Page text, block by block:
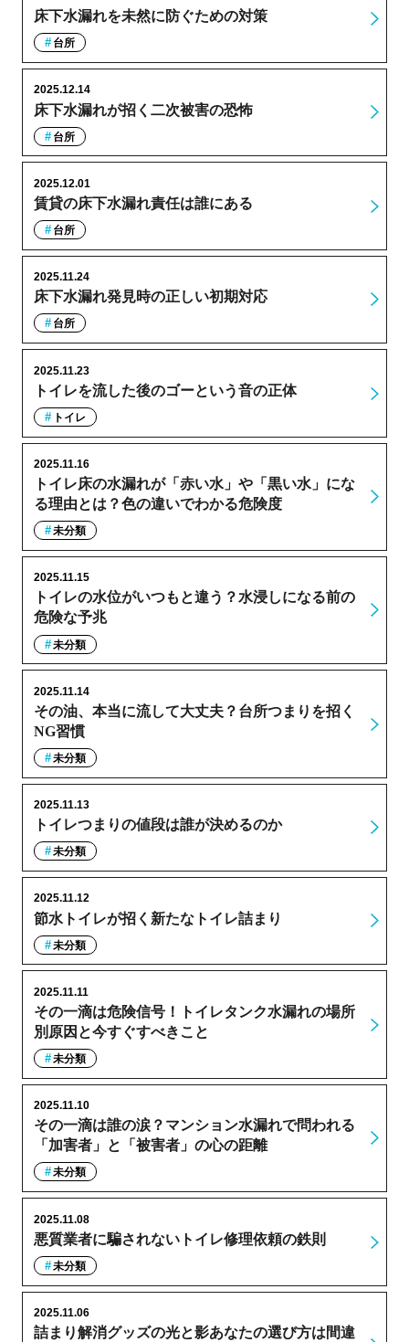
床下水漏れを未然に防ぐための対策
台所
床下水漏れが招く二次被害の恐怖
2025.12.14
台所
賃貸の床下水漏れ責任は誰にある
2025.12.01
台所
床下水漏れ発見時の正しい初期対応
2025.11.24
台所
トイレを流した後のゴーという音の正体
2025.11.23
トイレ
トイレ床の水漏れが「赤い水」や「黒い水」にな
る理由とは？色の違いでわかる危険度
2025.11.16
未分類
トイレの水位がいつもと違う？水浸しになる前の
危険な予兆
2025.11.15
未分類
その油、本当に流して大丈夫？台所つまりを招く
NG習慣
2025.11.14
未分類
トイレつまりの値段は誰が決めるのか
2025.11.13
未分類
節水トイレが招く新たなトイレ詰まり
2025.11.12
未分類
その一滴は危険信号！トイレタンク水漏れの場所
別原因と今すぐすべきこと
2025.11.11
未分類
その一滴は誰の涙？マンション水漏れで問われる
「加害者」と「被害者」の心の距離
2025.11.10
未分類
悪質業者に騙されないトイレ修理依頼の鉄則
2025.11.08
未分類
詰まり解消グッズの光と影あなたの選び方は間違
2025.11.06